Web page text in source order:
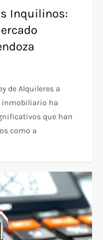
Inquilinos:
de Alquileres a
inmobiliario ha
que han
como a